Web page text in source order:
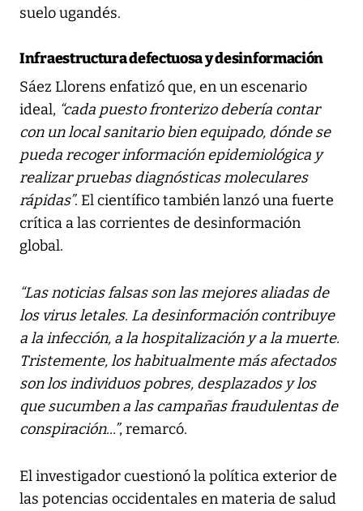
suelo ugandés.
Infraestructura defectuosa y desinformación
Sáez Llorens enfatizó que, en un escenario
ideal, “cada puesto fronterizo debería contar
con un local sanitario bien equipado, dónde se
pueda recoger información epidemiológica y
realizar pruebas diagnósticas moleculares
rápidas”. El científico también lanzó una fuerte
crítica a las corrientes de desinformación
global.
“Las noticias falsas son las mejores aliadas de
los virus letales. La desinformación contribuye
a la infección, a la hospitalización y a la muerte.
Tristemente, los habitualmente más afectados
son los individuos pobres, desplazados y los
que sucumben a las campañas fraudulentas de
conspiración...”, remarcó.
El investigador cuestionó la política exterior de
las potencias occidentales en materia de salud